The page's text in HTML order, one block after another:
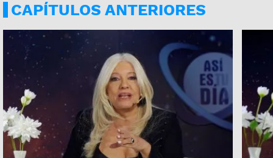
CAPÍTULOS ANTERIORES